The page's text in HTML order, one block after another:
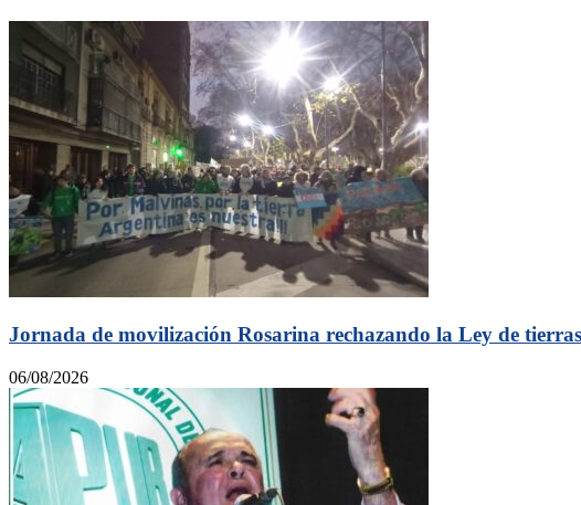
Jornada de movilización Rosarina rechazando la Ley de tierras
06/08/2026